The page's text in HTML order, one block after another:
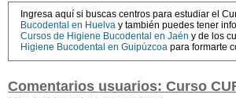
Ingresa aquí si buscas centros para estudiar el
Bucodental en Huelva y también puedes tener
Cursos de Higiene Bucodental en Jaén y de los
Higiene Bucodental en Guipúzcoa para formarte
Comentarios usuarios: Curso